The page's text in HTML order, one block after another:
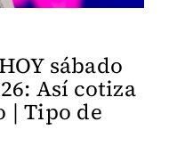
sábado
Así cotiza
| Tipo de